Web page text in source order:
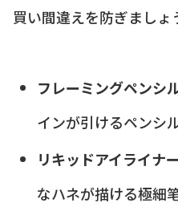
買い間違えを防ぎましょ
フレーミングペンシ
インが引けるペンシ
リキッドアイライナ
なハネが描ける極細